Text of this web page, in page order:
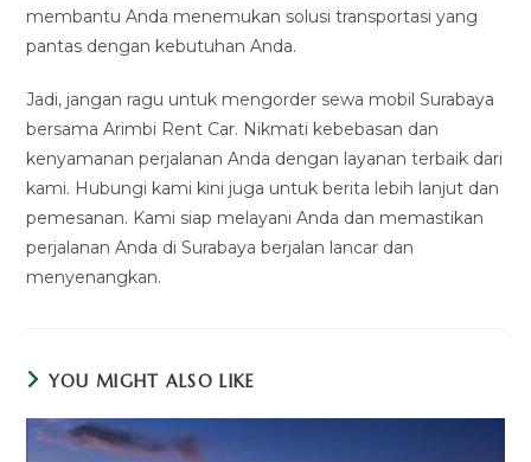
membantu Anda menemukan solusi transportasi yang
pantas dengan kebutuhan Anda.
Jadi, jangan ragu untuk mengorder sewa mobil Surabaya
bersama Arimbi Rent Car. Nikmati kebebasan dan
kenyamanan perjalanan Anda dengan layanan terbaik dari
kami. Hubungi kami kini juga untuk berita lebih lanjut dan
pemesanan. Kami siap melayani Anda dan memastikan
perjalanan Anda di Surabaya berjalan lancar dan
menyenangkan.
YOU MIGHT ALSO LIKE